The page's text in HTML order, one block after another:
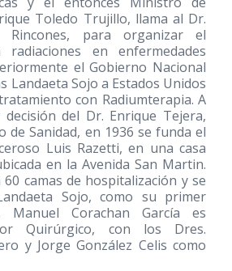
Toledo Trujillo, llama al Dr.
Rincones, para organizar el
en enfermedades
el Gobierno Nacional
Landaeta Sojo a Estados Unidos
con Radiumterapia. A
del Dr. Enrique Tejera,
de Sanidad, en 1936 se funda el
Luis Razetti, en una casa
en la Avenida San Martin.
camas de hospitalización y se
Sojo, como su primer
Corachan García es
Quirúrgico, con los Dres.
y Jorge González Celis como